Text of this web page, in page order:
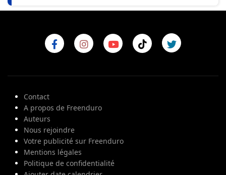
Contact
A propos de Freenduro
Auteurs
Nous rejoindre
Votre publicité sur Freenduro
Mentions légales
Politique de confidentialité